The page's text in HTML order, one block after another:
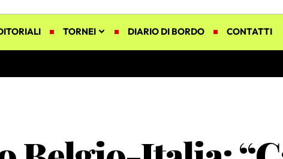
TORNEI DIARIO DI BORDO CONTATTI